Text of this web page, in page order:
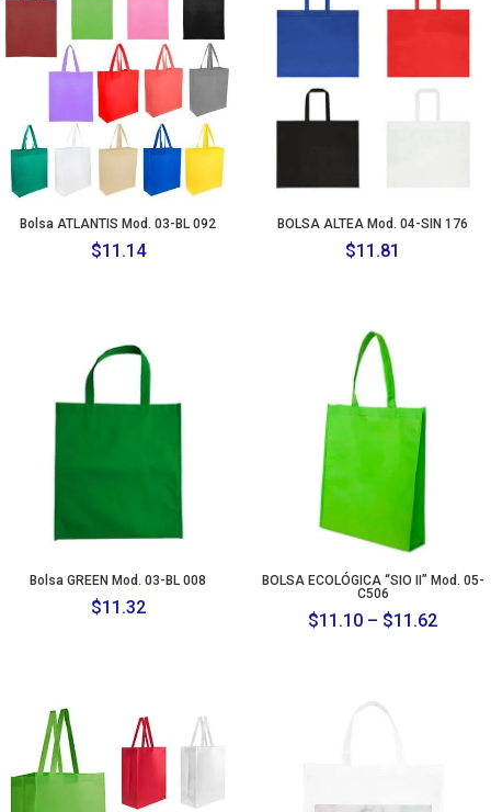
Bolsa ATLANTIS Mod. 03-BL 092
$11.14
BOLSA ALTEA Mod. 04-SIN 176
$11.81
Bolsa GREEN Mod. 03-BL 008
$11.32
BOLSA ECOLÓGICA “SIO II” Mod. 05-
C506
$11.10 – $11.62Price